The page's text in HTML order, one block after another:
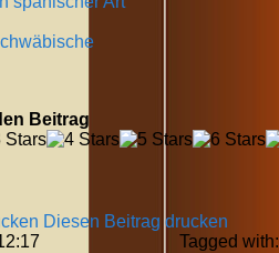
Beitrag
Diesen Beitrag drucken
Tagged with: